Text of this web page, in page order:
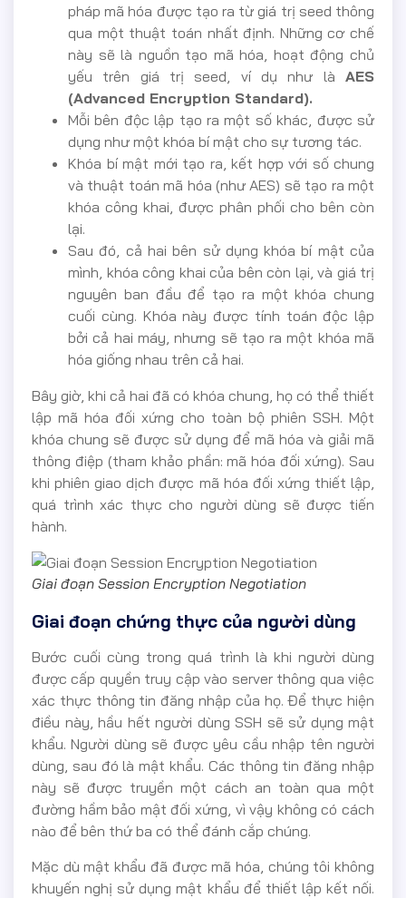
pháp mã hóa được tạo ra từ giá trị seed thông
qua một thuật toán nhất định. Những cơ chế
này sẽ là nguồn tạo mã hóa, hoạt động chủ
yếu trên giá trị seed, ví dụ như là AES
(Advanced Encryption Standard).
Mỗi bên độc lập tạo ra một số khác, được sử
dụng như một khóa bí mật cho sự tương tác.
Khóa bí mật mới tạo ra, kết hợp với số chung
và thuật toán mã hóa (như AES) sẽ tạo ra một
khóa công khai, được phân phối cho bên còn
lại.
Sau đó, cả hai bên sử dụng khóa bí mật của
mình, khóa công khai của bên còn lại, và giá trị
nguyên ban đầu để tạo ra một khóa chung
cuối cùng. Khóa này được tính toán độc lập
bởi cả hai máy, nhưng sẽ tạo ra một khóa mã
hóa giống nhau trên cả hai.
Bây giờ, khi cả hai đã có khóa chung, họ có thể thiết
lập mã hóa đối xứng cho toàn bộ phiên SSH. Một
khóa chung sẽ được sử dụng để mã hóa và giải mã
thông điệp (tham khảo phần: mã hóa đối xứng). Sau
khi phiên giao dịch được mã hóa đối xứng thiết lập,
quá trình xác thực cho người dùng sẽ được tiến
hành.
Giai đoạn Session Encryption Negotiation
Giai đoạn chứng thực của người dùng
Bước cuối cùng trong quá trình là khi người dùng
được cấp quyền truy cập vào server thông qua việc
xác thực thông tin đăng nhập của họ. Để thực hiện
điều này, hầu hết người dùng SSH sẽ sử dụng mật
khẩu. Người dùng sẽ được yêu cầu nhập tên người
dùng, sau đó là mật khẩu. Các thông tin đăng nhập
này sẽ được truyền một cách an toàn qua một
đường hầm bảo mật đối xứng, vì vậy không có cách
nào để bên thứ ba có thể đánh cắp chúng.
Mặc dù mật khẩu đã được mã hóa, chúng tôi không
khuyến nghị sử dụng mật khẩu để thiết lập kết nối.